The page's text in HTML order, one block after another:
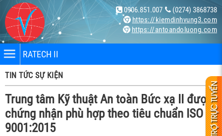
(0274) 3868738
0906.851.007
https://kiemdinhvung3.com
https://antoandoluong.com
RATECH II
TIN TỨC SỰ KIỆN
Trung tâm Kỹ thuật An toàn Bức xạ II được
chứng nhận phù hợp theo tiêu chuẩn ISO
9001:2015